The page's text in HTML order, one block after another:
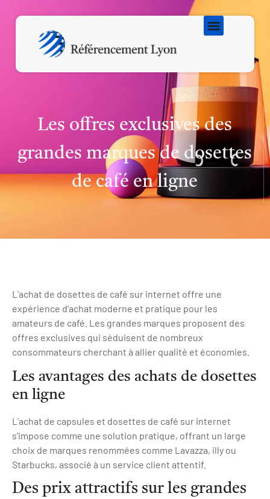
Les offres exclusives des
grandes marques de dosettes
de café en ligne
L’achat de dosettes de café sur internet offre une
expérience d’achat moderne et pratique pour les
amateurs de café. Les grandes marques proposent des
offres exclusives qui séduisent de nombreux
consommateurs cherchant à allier qualité et économies.
Les avantages des achats de dosettes
en ligne
L’achat de capsules et dosettes de café sur internet
s’impose comme une solution pratique, offrant un large
choix de marques renommées comme Lavazza, illy ou
Starbucks, associé à un service client attentif.
Des prix attractifs sur les grandes